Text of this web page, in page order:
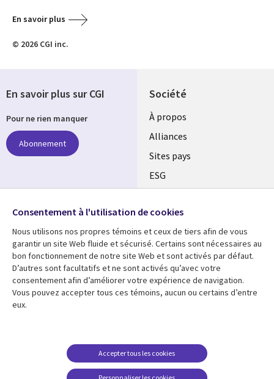
En savoir plus
© 2026 CGI inc.
Société
À propos
Alliances
Sites pays
ESG
Fusions
Salle de presse
Ressources
Articles
Études de cas
Support
Restrictions et
conditions juridiques
En savoir plus sur CGI
Pour ne rien manquer
Abonnement
Suivez-nous
Social
Media
Global
FR
Consentement à l'utilisation de cookies
Nous utilisons nos propres témoins et ceux de tiers afin de vous
garantir un site Web fluide et sécurisé. Certains sont nécessaires au
bon fonctionnement de notre site Web et sont activés par défaut.
D’autres sont facultatifs et ne sont activés qu’avec votre
consentement afin d’améliorer votre expérience de navigation.
Vous pouvez accepter tous ces témoins, aucun ou certains d’entre
eux.
Accepter tous les cookies